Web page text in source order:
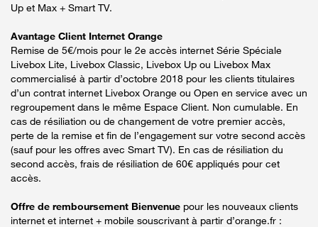
Up et Max + Smart TV.
Avantage Client Internet Orange
Remise de 5€/mois pour le 2e accès internet Série Spéciale
Livebox Lite, Livebox Classic, Livebox Up ou Livebox Max
commercialisé à partir d’octobre 2018 pour les clients titulaires
d’un contrat internet Livebox Orange ou Open en service avec un
regroupement dans le même Espace Client. Non cumulable. En
cas de résiliation ou de changement de votre premier accès,
perte de la remise et fin de l’engagement sur votre second accès
(sauf pour les offres avec Smart TV). En cas de résiliation du
second accès, frais de résiliation de 60€ appliqués pour cet
accès.
Offre de remboursement Bienvenue pour les nouveaux clients
internet et internet + mobile souscrivant à partir d’orange.fr :